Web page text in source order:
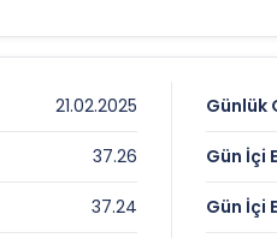
indikatör analizlerine
21.02.2025
37.26
37.24
Günlük
Gün İçi
Gün İçi